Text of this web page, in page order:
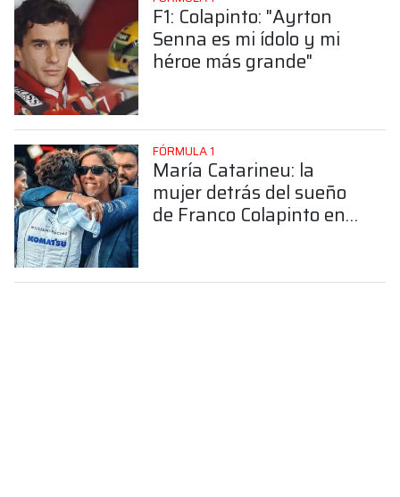
F1: Colapinto: "Ayrton
Senna es mi ídolo y mi
héroe más grande"
FÓRMULA 1
María Catarineu: la
mujer detrás del sueño
de Franco Colapinto en